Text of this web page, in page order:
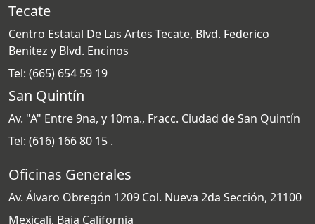
Tecate
Centro Estatal De Las Artes Tecate, Blvd. Federico
Benitez y Blvd. Encinos
Tel: (665) 654 59 19
San Quintín
Av. "A" Entre 9na, y 10ma., Fracc. Ciudad de San Quintín
Tel: (616) 166 80 15 .
Oficinas Generales
Av. Álvaro Obregón 1209 Col. Nueva 2da Sección, 21100
Mexicali, Baja California